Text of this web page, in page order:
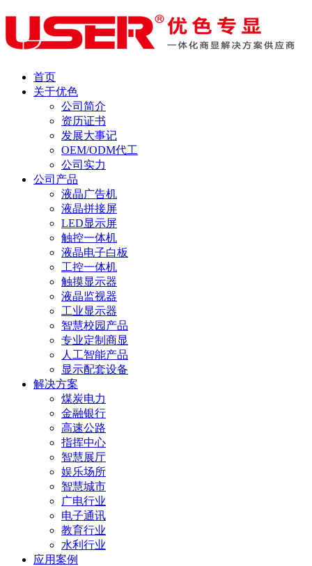
首页
关于优色
公司简介
资历证书
发展大事记
OEM/ODM代工
公司实力
公司产品
液晶广告机
液晶拼接屏
LED显示屏
触控一体机
液晶电子白板
工控一体机
触摸显示器
液晶监视器
工业显示器
智慧校园产品
专业定制商显
人工智能产品
显示配套设备
解决方案
煤炭电力
金融银行
高速公路
指挥中心
智慧展厅
娱乐场所
智慧城市
广电行业
电子通讯
教育行业
水利行业
应用案例